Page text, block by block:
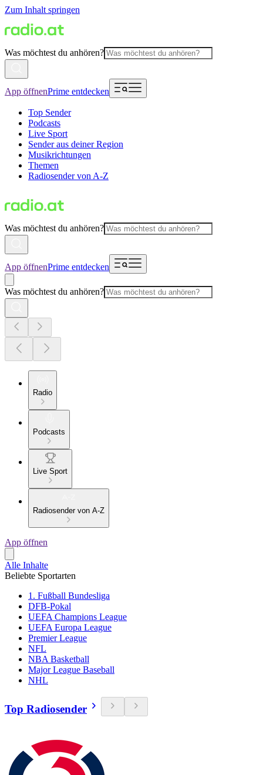
Zum Inhalt springen
Was möchtest du anhören?
App öffnenPrime entdecken
Top Sender
Podcasts
Live Sport
Sender aus deiner Region
Musikrichtungen
Themen
Radiosender von A-Z
Was möchtest du anhören?
App öffnenPrime entdecken
Was möchtest du anhören?
Radio
Podcasts
Live Sport
Radiosender von A-Z
App öffnen
Alle Inhalte
Beliebte Sportarten
1. Fußball Bundesliga
DFB-Pokal
UEFA Champions League
UEFA Europa League
Premier League
NFL
NBA Basketball
Major League Baseball
NHL
Top Radiosender